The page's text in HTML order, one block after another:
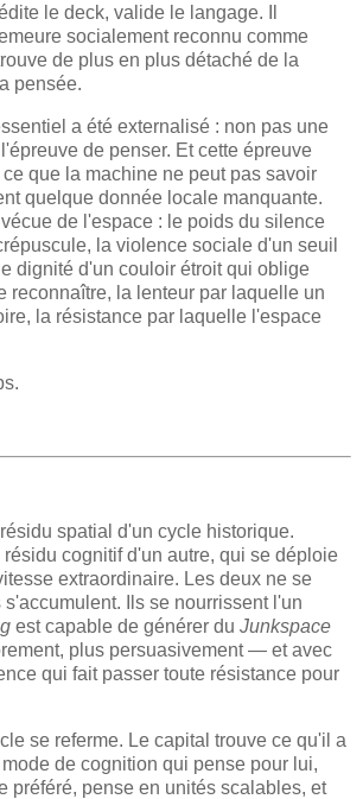
le deck, valide le langage. Il
socialement reconnu comme
de plus en plus détaché de la
pensée.
a été externalisé : non pas une
de penser. Et cette épreuve
que la machine ne peut pas savoir
quelque donnée locale manquante.
de l'espace : le poids du silence
la violence sociale d'un seuil
dignité d'un couloir étroit qui oblige
reconnaître, la lenteur par laquelle un
la résistance par laquelle l'espace
spatial d'un cycle historique.
résidu cognitif d'un autre, qui se déploie
extraordinaire. Les deux ne se
s'accumulent. Ils se nourrissent l'un
est capable de générer du Junkspace
plus persuasivement — et avec
qui fait passer toute résistance pour
se referme. Le capital trouve ce qu'il a
de cognition qui pense pour lui,
préféré, pense en unités scalables, et